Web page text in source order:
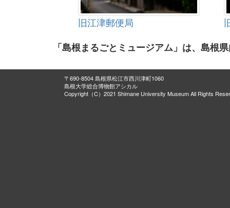
旧江津郵便局
「島根まるごとミュージアム」は、島根
〒690-8504 島根県松江市西川津町1060
島根大学総合博物館アシカル
Copyright（C）2021 Shimane University Museum All Rights